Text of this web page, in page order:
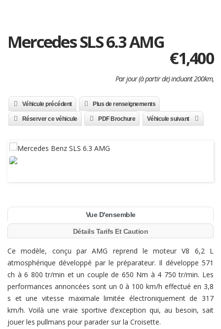
Mercedes SLS 6.3 AMG
€1,400
Par jour (à partir de) incluant 200km,
Véhicule précédent Plus de renseignements
Réserver ce véhicule PDF Brochure Véhicule suivant
Vue D'ensemble
Détails Tarifs Et Caution
Ce modèle, conçu par AMG reprend le moteur V8 6,2 L
atmosphérique développé par le préparateur. Il développe 571
ch à 6 800 tr/min et un couple de 650 Nm à 4 750 tr/min. Les
performances annoncées sont un 0 à 100 km/h effectué en 3,8
s et une vitesse maximale limitée électroniquement de 317
km/h. Voilà une vraie sportive d’exception qui, au besoin, sait
jouer les pullmans pour parader sur la Croisette.